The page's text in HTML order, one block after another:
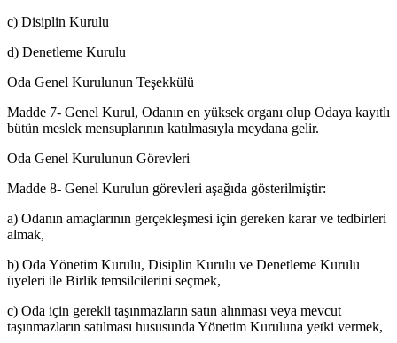
c) Disiplin Kurulu
d) Denetleme Kurulu
Oda Genel Kurulunun Teşekkülü
Madde 7- Genel Kurul, Odanın en yüksek organı olup Odaya kayıtlı
bü­tün meslek mensuplarının katılmasıyla meydana gelir.
Oda Genel Kurulunun Görevleri
Madde 8- Genel Kurulun görevleri aşağıda gösterilmiştir:
a) Odanın amaçlarının gerçekleşmesi için gereken karar ve tedbirleri
al­mak,
b) Oda Yönetim Kurulu, Disiplin Kurulu ve Denetleme Kurulu
üyeleri ile Birlik temsilcilerini seçmek,
c) Oda için gerekli taşınmazların satın alınması veya mevcut
taşınmazla­rın satılması hususunda Yönetim Kuruluna yetki vermek,